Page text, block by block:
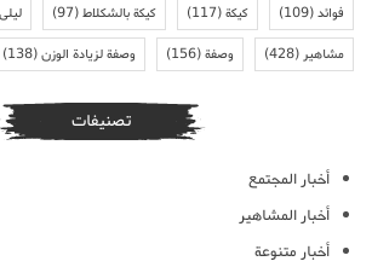
فوائد(109) كيكة(117) كيكة بالشكلاط(97)
مشاهير(428) وصفة(156) وصفة لزيادة الوزن(138)
تصنيفات
أخبار المجتمع
أخبار المشاهير
أخبار متنوعة